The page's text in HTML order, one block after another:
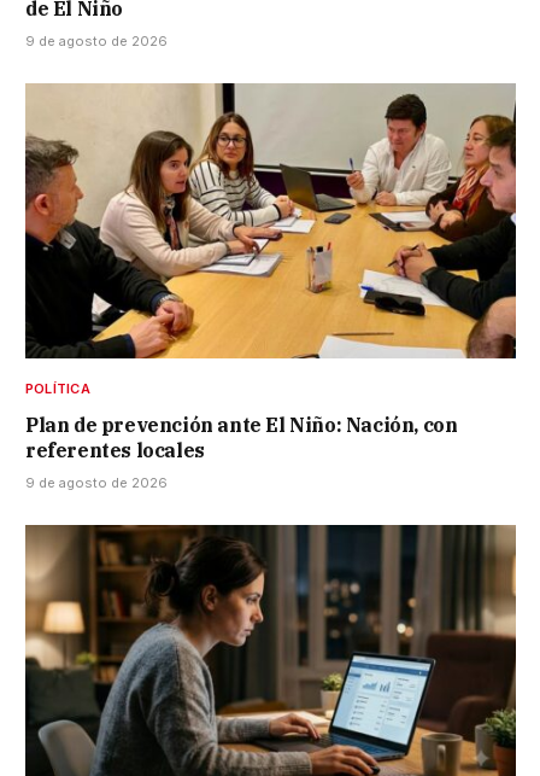
de El Niño
9 de agosto de 2026
POLÍTICA
Plan de prevención ante El Niño: Nación, con
referentes locales
9 de agosto de 2026